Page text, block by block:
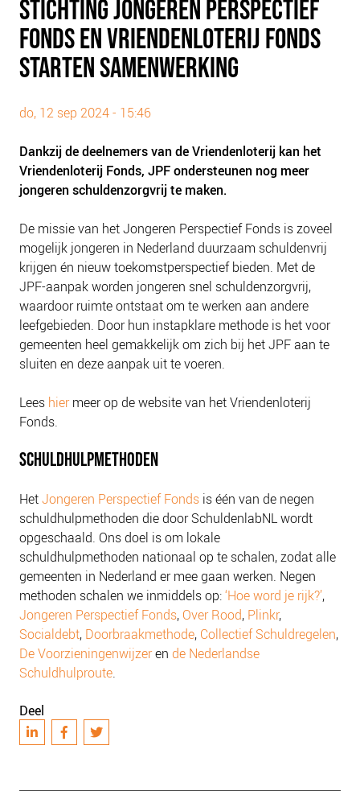
PLINKR NAZORG
SOCIALDEBT
DOORBRAAKMETHODE
DE VOORZIENINGENWIJZER
OVER ONS
HET TEAM
ONZE PARTNERS
VACATURES
IN DE MEDIA
OVER NCFG
NIEUWS
BLOGS
STICHTING JONGEREN PERSPECTIEF
FONDS EN VRIENDENLOTERIJ FONDS
STARTEN SAMENWERKING
do, 12 sep 2024 - 15:46
Dankzij de deelnemers van de Vriendenloterij kan het
Vriendenloterij Fonds, JPF ondersteunen nog meer
jongeren schuldenzorgvrij te maken.
De missie van het Jongeren Perspectief Fonds is zoveel
mogelijk jongeren in Nederland duurzaam schuldenvrij
krijgen én nieuw toekomstperspectief bieden. Met de
JPF-aanpak worden jongeren snel schuldenzorgvrij,
waardoor ruimte ontstaat om te werken aan andere
leefgebieden. Door hun instapklare methode is het voor
gemeenten heel gemakkelijk om zich bij het JPF aan te
sluiten en deze aanpak uit te voeren.
Lees hiermeer op de website van het Vriendenloterij
Fonds.
SCHULDHULPMETHODEN
HetJongeren Perspectief Fonds is één van de negen
schuldhulpmethoden die door SchuldenlabNL wordt
opgeschaald. Ons doel is om lokale
schuldhulpmethoden nationaal op te schalen, zodat alle
gemeenten in Nederland er mee gaan werken. Negen
methoden schalen we inmiddels op:‘Hoe word je rijk?’,
Jongeren Perspectief Fonds, Over Rood, Plinkr,
Socialdebt, Doorbraakmethode, Collectief Schuldregelen,
De Voorzieningenwijzeren de Nederlandse
Schuldhulproute.
Deel